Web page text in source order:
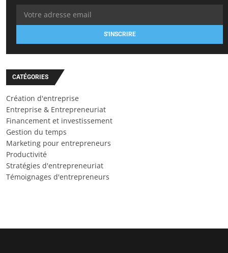
S'INSCRIRE
CATÉGORIES
Création d'entreprise
Entreprise & Entrepreneuriat
Financement et investissement
Gestion du temps
Marketing pour entrepreneurs
Productivité
Stratégies d'entrepreneuriat
Témoignages d'entrepreneurs